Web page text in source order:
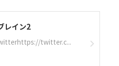
レイン2
twitter.c...